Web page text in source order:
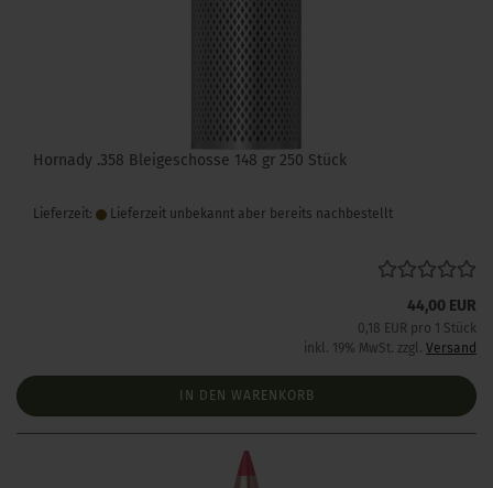
Hornady .358 Bleigeschosse 148 gr 250 Stück
Lieferzeit: Lieferzeit unbekannt aber bereits nachbestellt
44,00 EUR
0,18 EUR pro 1 Stück
inkl. 19% MwSt. zzgl. Versand
IN DEN WARENKORB